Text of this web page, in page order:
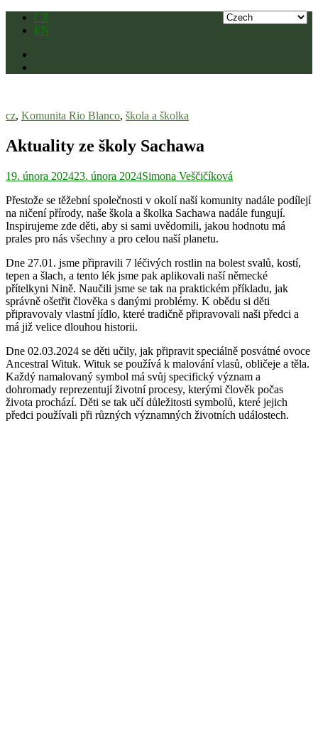
Skip
CZ
EN
cz, Komunita Rio Blanco, škola a školka
Aktuality ze školy Sachawa
19. února 202423. února 2024Simona Veščičíková
Přestože se těžební společnosti v okolí naší komunity nadále podílejí
na ničení přírody, naše škola a školka Sachawa nadále fungují.
Inspirujeme zde děti, aby si sami uvědomili, jakou hodnotu má
prales pro nás všechny a pro celou naší planetu.
Dne 27.01. jsme připravili 7 léčivých rostlin na bolest svalů, kostí,
tepen a šlach, a tento lék jsme pak aplikovali naší německé
přítelkyni Nině. Naučili jsme se tak na praktickém příkladu, jak
správně ošetřit člověka s danými problémy. K obědu si děti
připravovaly vlastní jídlo, které tradičně připravovali naši předci a
má již velice dlouhou historii.
Dne 02.03.2024 se děti učily, jak připravit speciálně posvátné ovoce
Ancestral Wituk. Wituk se používá k malování vlasů, obličeje a těla.
Každý namalovaný symbol má svůj specifický význam a
dohromady reprezentují životní procesy, kterými člověk počas
života prochází. Děti se tak učí důležitosti symbolů, které jejich
předci používali při různých významných životních událostech.